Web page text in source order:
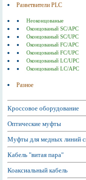
Разветвители PLC
Неоконцованые
Оконцованый SC/APC
Оконцованый SC/UPC
Оконцованый FC/APC
Оконцованый FC/UPC
Оконцованый LC/UPC
Оконцованый LC/APC
Разное
Кроссовое оборудование
Оптические муфты
Муфты для медных линий
Кабель "витая пара"
Коаксиальный кабель